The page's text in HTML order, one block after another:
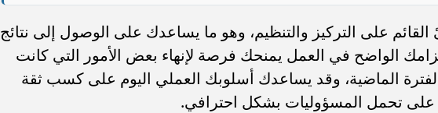
القائم على التركيز والتنظيم، وهو ما يساعدك على الوصول إلى نتائج
الواضح في العمل يمنحك فرصة لإنهاء بعض الأمور التي كانت
الماضية، وقد يساعدك أسلوبك العملي اليوم على كسب ثقة
على تحمل المسؤوليات بشكل احترافي.